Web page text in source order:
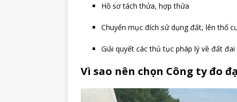
Hồ sơ tách thửa, hợp thửa
Chuyển mục đích sử dụng đất, lên thổ
Giải quyết các thủ tục pháp lý về đất đai
Vì sao nên chọn Công ty đo